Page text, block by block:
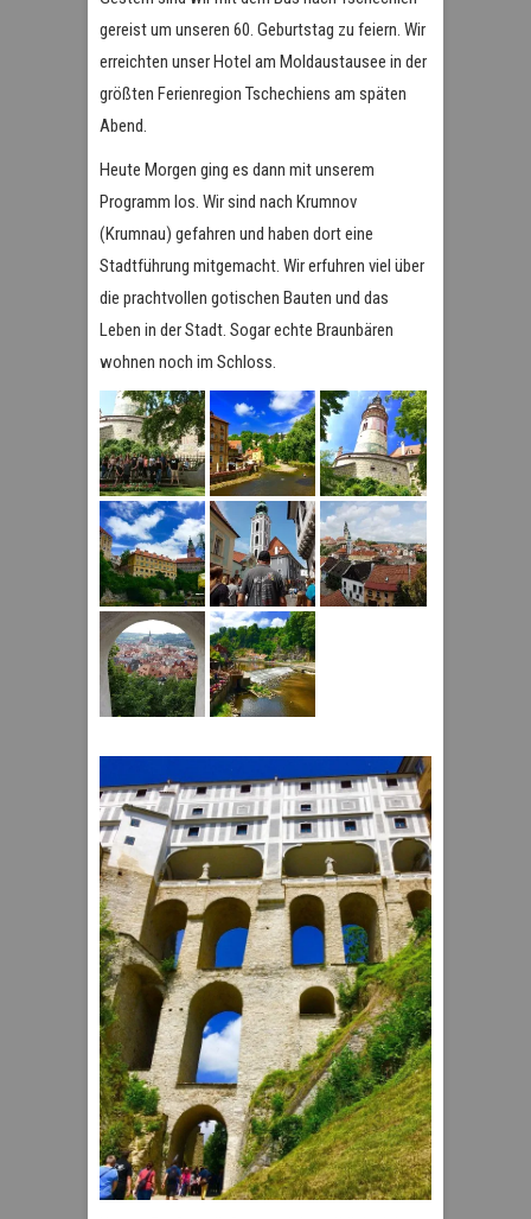
gereist um unseren 60. Geburtstag zu feiern. Wir
erreichten unser Hotel am Moldaustausee in der
größten Ferienregion Tschechiens am späten
Abend.
Heute Morgen ging es dann mit unserem
Programm los. Wir sind nach Krumnov
(Krumnau) gefahren und haben dort eine
Stadtführung mitgemacht. Wir erfuhren viel über
die prachtvollen gotischen Bauten und das
Leben in der Stadt. Sogar echte Braunbären
wohnen noch im Schloss.